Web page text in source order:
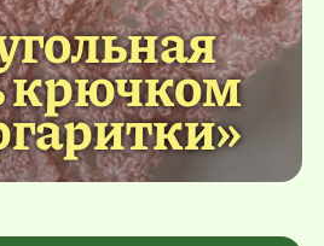
крючком